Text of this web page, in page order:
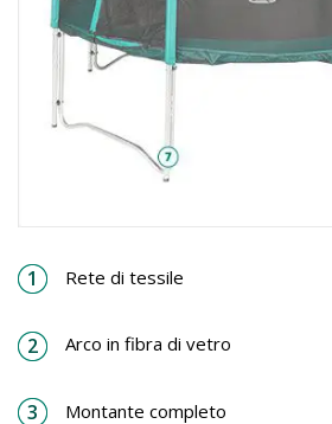
Rete di tessile
Arco in fibra di vetro
Montante completo